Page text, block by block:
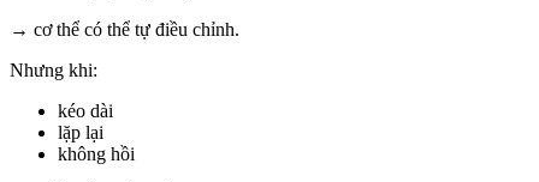
→ cơ thể có thể tự điều chỉnh.
Nhưng khi:
kéo dài
lặp lại
không hồi